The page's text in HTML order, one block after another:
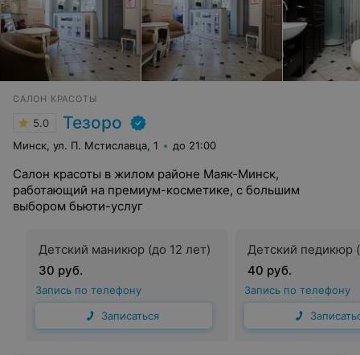
САЛОН КРАСОТЫ
5.0 Тезоро
Минск, ул. П. Мстиславца, 1 до 21:00
Салон красоты в жилом районе Маяк-Минск,
работающий на премиум-косметике, с большим
выбором бьюти-услуг
Детский маникюр (до 12 лет)
30 руб.
Запись по телефону
Записаться
Детский педикюр
40 руб.
Запись по телефону